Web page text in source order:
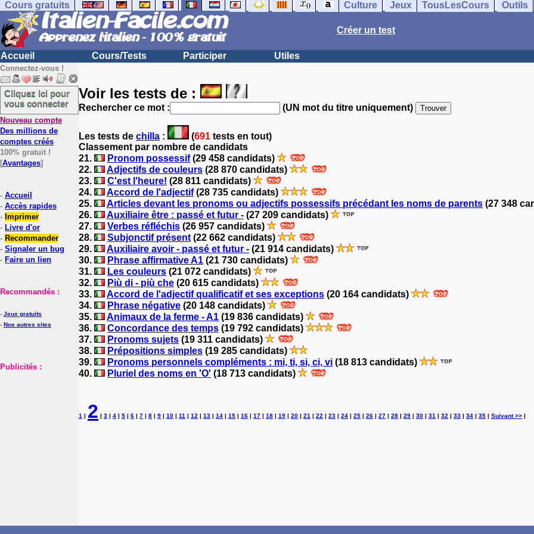
Cours gratuits Culture Jeux TousLesCours Outils
Créer un test
Accueil Cours/Tests Participer Utiles
Connectez-vous !
Cliquez ici pour
vous connecter
Nouveau compte
Des millions de
comptes créés
100% gratuit !
[Avantages]
- Accueil
- Accès rapides
- Imprimer
- Livre d'or
- Recommander
- Signaler un bug
- Faire un lien
Recommandés :
- Jeux gratuits
- Nos autres sites
Publicités :
Voir les tests de :
Rechercher ce mot : (UN mot du titre uniquement)
Les tests de chilla : (691 tests en tout)
Classement par nombre de candidats
21.
Pronom possessif(29 458 candidats)
22.
Adjectifs de couleurs (28 870 candidats)
23.
C'est l'heure! (28 811 candidats)
24.
Accord de l'adjectif(28 735 candidats)
25.
Articles devant les pronoms ou adjectifs possessifs précédant les noms de parents (27 348
26.
Auxiliaire être : passé et futur - (27 209 candidats)
27.
Verbes réfléchis (26 957 candidats)
28.
Subjonctif présent (22 662 candidats)
29.
Auxiliaire avoir - passé et futur - (21 914 candidats)
30.
Phrase affirmative A1 (21 730 candidats)
31.
Les couleurs (21 072 candidats)
32.
Più di - più che (20 615 candidats)
33.
Accord de l'adjectif qualificatif et ses exceptions (20 164 candidats)
34.
Phrase négative (20 148 candidats)
35.
Animaux de la ferme - A1 (19 836 candidats)
36.
Concordance des temps (19 792 candidats)
37.
Pronoms sujets (19 311 candidats)
38.
Prépositions simples (19 285 candidats)
39.
Pronoms personnels compléments : mi, ti, si, ci, vi (18 813 candidats)
40.
Pluriel des noms en 'O' (18 713 candidats)
1 | 2 | 3 | 4 | 5 | 6 | 7 | 8 | 9 | 10 | 11 | 12 | 13 | 14 | 15 | 16 | 17 | 18 | 19 | 20 | 21 | 22 | 23 | 24 | 25 | 26 | 27 | 28 | 29 | 30 | 31 | 32 | 33 | 34 | 35 | Suivant >> |